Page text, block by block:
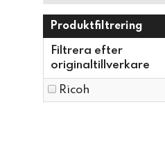
Produktfiltrering
Filtrera efter
originaltillverkare
Ricoh